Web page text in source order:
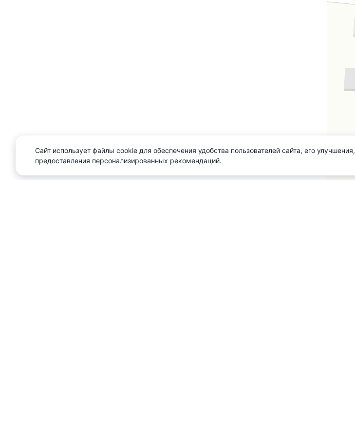
Сайт использует файлы cookie для обеспечения удобства пользователей сайта, его улучшения,
предоставления персонализированных рекомендаций.